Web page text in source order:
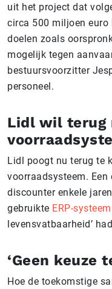
uit het project dat
circa 500 miljoen euro
doelen zoals
mogelijk tegen
bestuursvoorzitter
personeel.
Lidl wil terug
Lidl poogt nu terug te
voorraadsysteem.
discounter enkele
gebruikte ERP-systeem
levensvatbaarheid’
‘Geen keuze
Hoe de toekomstige